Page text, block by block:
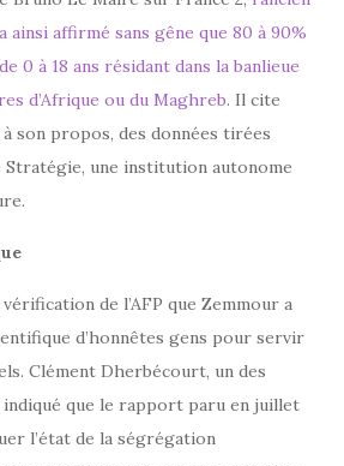
affirmé sans gêne que 80 à 90%
0 à 18 ans résidant dans la banlieue
d’Afrique ou du Maghreb. Il cite
son propos, des données tirées
Stratégie, une institution autonome
de l’AFP que Zemmour a
d’honnêtes gens pour servir
Clément Dherbécourt, un des
indiqué que le rapport paru en juillet
l’état de la ségrégation